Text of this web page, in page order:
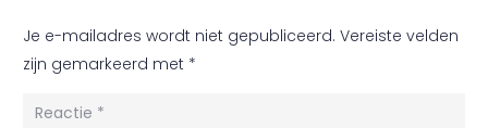
Je e-mailadres wordt niet gepubliceerd. Vereiste velden
zijn gemarkeerd met *